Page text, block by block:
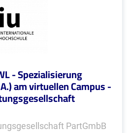
- Spezialisierung
am virtuellen Campus -
PartGmbB